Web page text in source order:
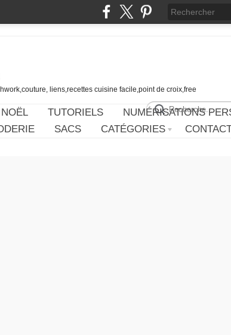
liens,recettes cuisine facile,point de croix,free
NOËL TUTORIELS NUMÉRISATIONS
SACS CATÉGORIES